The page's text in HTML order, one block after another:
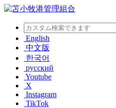
English
中文版
한국어
русский
Youtube
X
Instagram
TikTok